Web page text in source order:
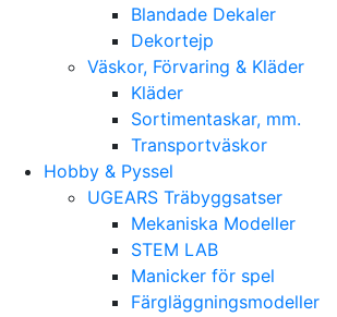
Blandade Dekaler
Dekortejp
Väskor, Förvaring & Kläder
Kläder
Sortimentaskar, mm.
Transportväskor
Hobby & Pyssel
UGEARS Träbyggsatser
Mekaniska Modeller
STEM LAB
Manicker för spel
Färgläggningsmodeller